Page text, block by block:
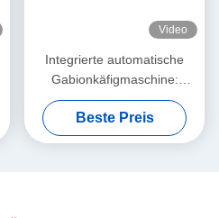
Video
Integrierte automatische
Gabionkäfigmaschine:
Industrielle Montagelinie für
die schnelle
Gabionkorbproduktion
Beste Preis